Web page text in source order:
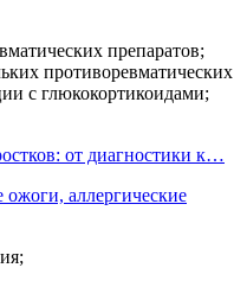
препаратов;
противоревматических
с глюкокортикоидами;
от диагностики к…
аллергические